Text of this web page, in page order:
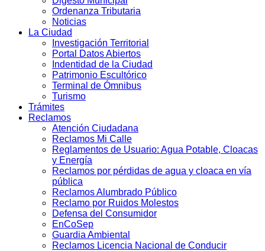
Ordenanza Tributaria
Noticias
La Ciudad
Investigación Territorial
Portal Datos Abiertos
Indentidad de la Ciudad
Patrimonio Escultórico
Terminal de Ómnibus
Turismo
Trámites
Reclamos
Atención Ciudadana
Reclamos Mi Calle
Reglamentos de Usuario: Agua Potable, Cloacas
y Energía
Reclamos por pérdidas de agua y cloaca en vía
pública
Reclamos Alumbrado Público
Reclamo por Ruidos Molestos
Defensa del Consumidor
EnCoSep
Guardia Ambiental
Reclamos Licencia Nacional de Conducir